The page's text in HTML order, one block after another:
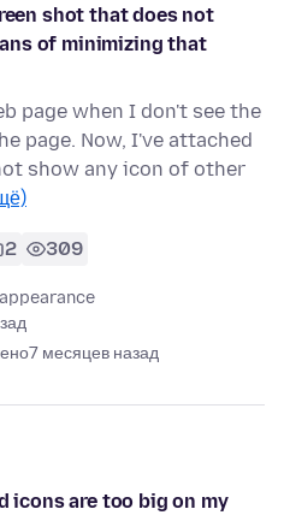
shot that does not
of minimizing that
page when I don't see the
page. Now, I've attached
show any icon of other
2 309
7 месяцев назад
icons are too big on my